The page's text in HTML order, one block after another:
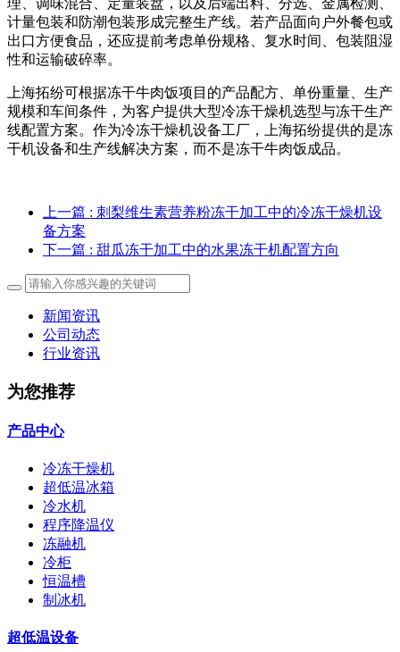
计量包装和防潮包装形成完整生产线。若产品面向户外餐包或
出口方便食品，还应提前考虑单份规格、复水时间、包装阻湿
性和运输破碎率。
上海拓纷可根据冻干牛肉饭项目的产品配方、单份重量、生产
规模和车间条件，为客户提供大型冷冻干燥机选型与冻干生产
线配置方案。作为冷冻干燥机设备工厂，上海拓纷提供的是冻
干机设备和生产线解决方案，而不是冻干牛肉饭成品。
上一篇 : 刺梨维生素营养粉冻干加工中的冷冻干燥机设
备方案
下一篇 : 甜瓜冻干加工中的水果冻干机配置方向
新闻资讯
公司动态
行业资讯
为您推荐
产品中心
冷冻干燥机
超低温冰箱
冷水机
程序降温仪
冻融机
冷柜
恒温槽
制冰机
超低温设备